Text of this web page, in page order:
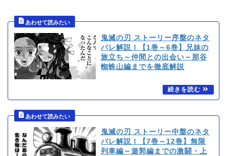
鬼滅の刃 ストーリー序盤のネタ
バレ解説ｌ【1巻～6巻】兄妹の
旅立ち～仲間との出会い～那谷
蜘蛛山編までを徹底解説
鬼滅の刃 ストーリー中盤のネタ
バレ解説ｌ【7巻～12巻】無限
列車編～遊郭編までの激闘・上